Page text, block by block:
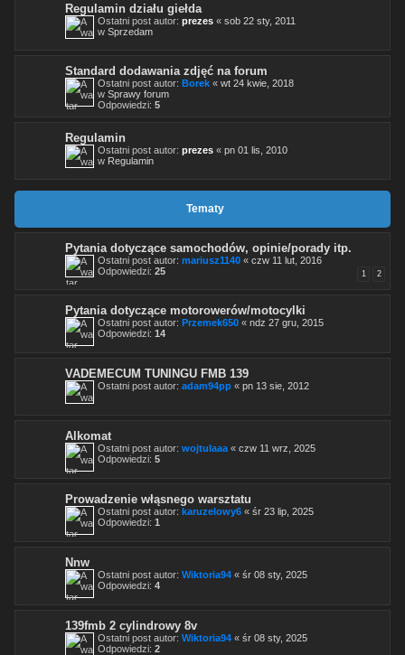
Regulamin działu giełda
Ostatni post autor: prezes « sob 22 sty, 2011
w Sprzedam
Standard dodawania zdjęć na forum
Ostatni post autor: Borek « wt 24 kwie, 2018
w Sprawy forum
Odpowiedzi: 5
Regulamin
Ostatni post autor: prezes « pn 01 lis, 2010
w Regulamin
Tematy
Pytania dotyczące samochodów, opinie/porady itp.
Ostatni post autor: mariusz1140 « czw 11 lut, 2016
Odpowiedzi: 25 1 2
Pytania dotyczące motorowerów/motocylki
Ostatni post autor: Przemek650 « ndz 27 gru, 2015
Odpowiedzi: 14
VADEMECUM TUNINGU FMB 139
Ostatni post autor: adam94pp « pn 13 sie, 2012
Alkomat
Ostatni post autor: wojtulaaa « czw 11 wrz, 2025
Odpowiedzi: 5
Prowadzenie włąsnego warsztatu
Ostatni post autor: karuzelowy6 « śr 23 lip, 2025
Odpowiedzi: 1
Nnw
Ostatni post autor: Wiktoria94 « śr 08 sty, 2025
Odpowiedzi: 4
139fmb 2 cylindrowy 8v
Ostatni post autor: Wiktoria94 « śr 08 sty, 2025
Odpowiedzi: 2